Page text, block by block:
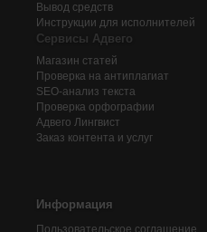
Вывод средств
Инструкции для исполнителей
Сервисы Адвего
Магазин статей
Проверка на антиплагиат
SEO-анализ текста
Проверка орфографии
Адвего Лингвист
Заказ контента и услуг
Информация
Пользовательское соглашение